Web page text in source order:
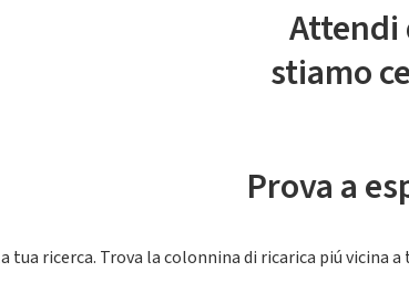
Attendi
stiamo
Prova a
ricerca. Trova la colonnina di ricarica piú vicina